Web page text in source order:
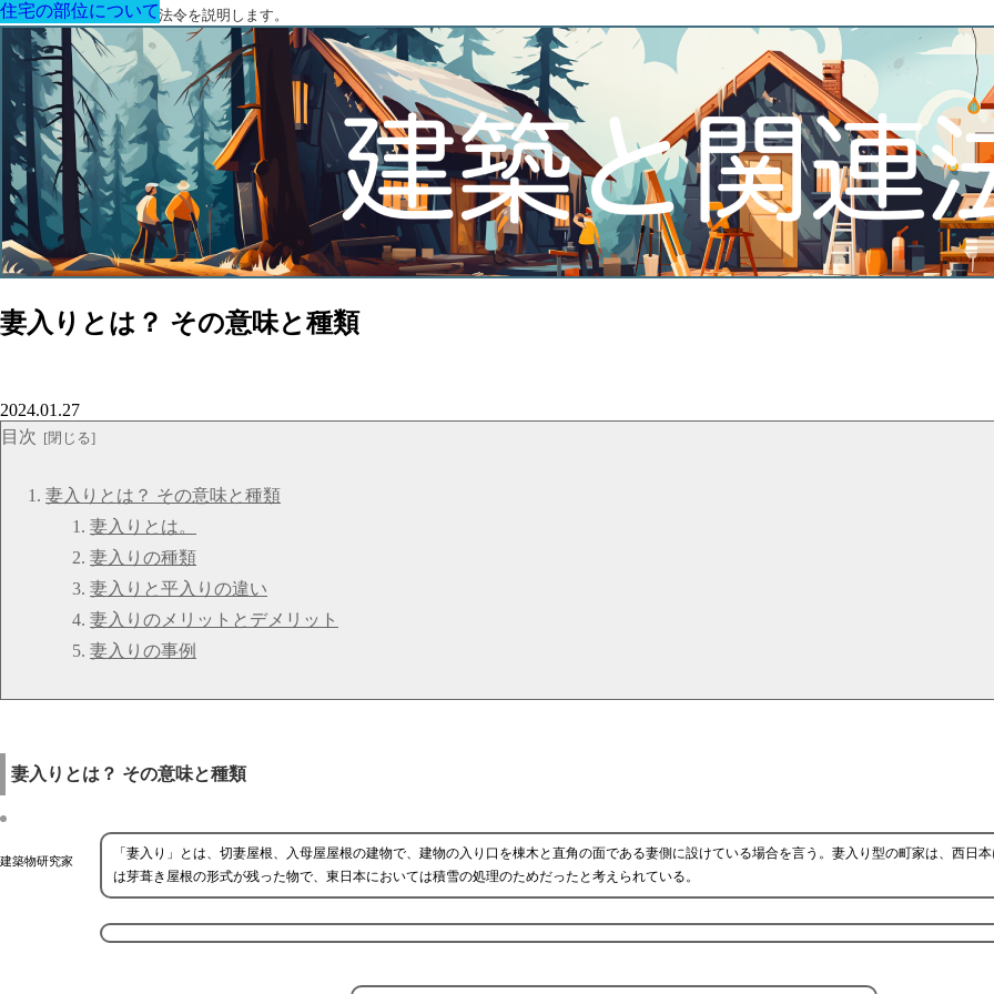
建築に関する用語と関連法令を説明します。
妻入りとは？ その意味と種類
住宅の部位について
2024.01.27
目次
妻入りとは？ その意味と種類
妻入りとは。
妻入りの種類
妻入りと平入りの違い
妻入りのメリットとデメリット
妻入りの事例
妻入りとは？ その意味と種類
建築物研究家
「妻入り」とは、切妻屋根、入母屋屋根の建物で、建物の入り口を棟木と直角の面である妻側に設けている場合を言う。妻入り型の町家は、西日
は芽葺き屋根の形式が残った物で、東日本においては積雪の処理のためだったと考えられている。
住宅の部位について
住宅の部位について
住宅の部位について
住宅の部位について
住宅の部位について
住宅の部位について